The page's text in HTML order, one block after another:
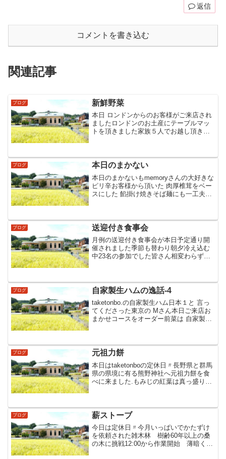
返信
コメントを書き込む
関連記事
ブログ 新鮮野菜
本日 ロンドンからのお客様がご来店され
ましたロンドンのお土産にテーブルマッ
トを頂きました家族５人でお越し頂き一
た…♪♪♪
ブログ 本日のまかない
本日のまかないもmemoryさんの大好きな
ピリ辛お客様から頂いた 肉厚椎茸をベー
スにした 餡掛け焼きそば麺にも一工夫食
ブログ 送迎付き食事会
月例の送迎付き食事会が本日予定通り開
催されました季節も替わり朝夕冷え込む
中23名の参加でした皆さん相変わらず元
皆さん大喜び〃大ヒットでした( ￣▽￣)
佐久鯉の手ぐ...
ブログ 自家製生ハムの逸話‐4
taketonbo.の自家製生ハム日本１と 言っ
てくださった東京の Mさん本日ご来店お
まかせコースをオーダー前菜は 自家製生
明納得をいただいて いざ〃実食…♪‐自
家...
ブログ 元祖力餅
本日はtaketonboの定休日〃長野県と群馬
県の県境に有る熊野神社へ元祖力餅を食
べに来ました.もみじの紅葉は真っ盛り他
ブログ 薪ストーブ
今日は定休日〃今月いっぱいでかたずけ
を依頼された雑木林 樹齢60年以上の桑
の木に挑戦12:00から作業開始 薄暗く成